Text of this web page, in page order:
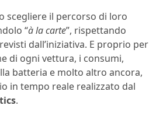
scegliere il percorso di loro
“à la carte”, rispettando
dall’iniziativa. E proprio per
di ogni vettura, i consumi,
batteria e molto altro ancora,
in tempo reale realizzato dal
.